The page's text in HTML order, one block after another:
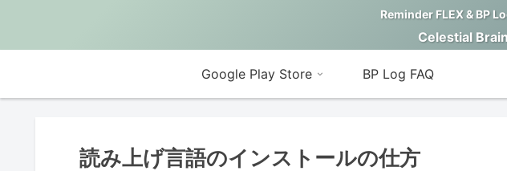
Reminder FLEX & BP
Celestial
Google Play Store BP Log FAQ
読み上げ言語のインストールの仕方